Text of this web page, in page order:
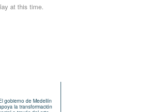
at this time.
gobierno de Medellín
la transformación